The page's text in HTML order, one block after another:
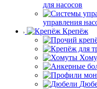
для насосов
управления
Крепёж